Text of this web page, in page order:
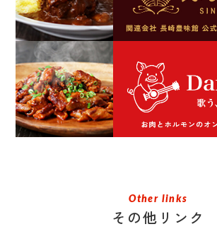
Other links
その他リンク